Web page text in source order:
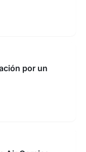
por un